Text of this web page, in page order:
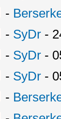
-
- SyDr -
- SyDr -
- SyDr -
-